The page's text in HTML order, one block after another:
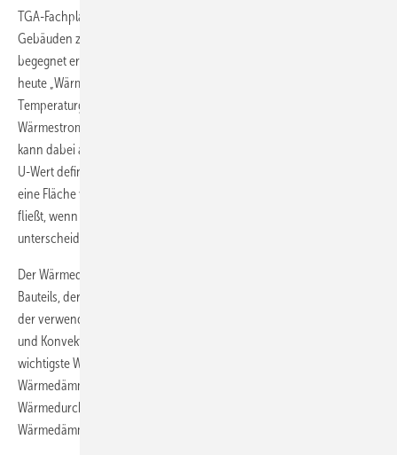
TGA-Fachplanern, die regelmäßig mit der Heiz- und Kühllast von
Gebäuden zu tun haben oder auch als Energieberater tätig sind,
begegnet er auf Schritt und Tritt: der U-Wert, früher „k-Wert“ und
heute „Wärmedurchgangskoeffizient“ genannt. Er gibt den durch das
Temperaturgefälle zwischen warmer und kalter Seite bedingten
Wärmestrom durch ein Bauteil in der Einheit W/(m
kann dabei aus mehreren unterschiedlichen Schichten bestehen. Der
U-Wert definiert somit die Energiemenge pro Zeiteinheit, die durch
eine Fläche von 1 m
fließt, wenn sich auf beiden Seiten die Lufttemperatur um ein Kelvin
unterscheidet.
Der Wärmedurchgangskoeffizient ist ein spezifischer Kennwert eines
Bauteils, der im Wesentlichen durch die Wärmeleitfähigkeit und Dicke
der verwendeten Materialien, aber auch durch die Wärmestrahlung
und Konvektion an den Oberflächen bestimmt wird. Er ist der
wichtigste Wert zur Beurteilung und zum Vergleich der
Wärmedämmfähigkeit von Materialien und Bauteilen. Je niedriger der
Wärmedurchgangskoeffizient ist, desto besser ist die
Wärmedämmeigenschaft eines Materials oder Bauteils.